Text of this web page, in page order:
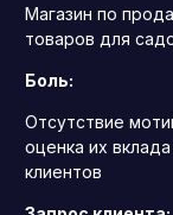
Магазин по
товаров для
Боль:
Отсутствие
оценка их
клиентов